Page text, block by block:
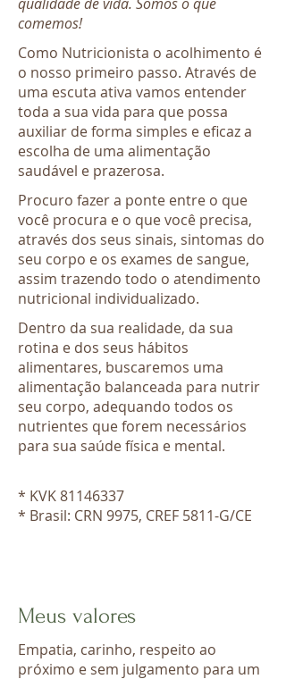
comemos!
Como Nutricionista o acolhimento é
o nosso primeiro passo. Através de
uma escuta ativa vamos entender
toda a sua vida para que possa
auxiliar de forma simples e eficaz a
escolha de uma alimentação
saudável e prazerosa.
Procuro fazer a ponte entre o que
você procura e o que você precisa,
através dos seus sinais, sintomas do
seu corpo e os exames de sangue,
assim trazendo todo o atendimento
nutricional individualizado.
Dentro da sua realidade, da sua
rotina e dos seus hábitos
alimentares, buscaremos uma
alimentação balanceada para nutrir
seu corpo, adequando todos os
nutrientes que forem necessários
para sua saúde física e mental.
* KVK81146337
* Brasil: CRN 9975, CREF 5811-G/CE
Meus valores
Empatia, carinho, respeito ao
próximo e sem julgamento para um